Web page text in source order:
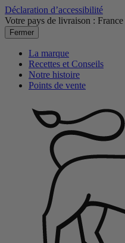
Déclaration d’accessibilité
Votre pays de livraison : France
Fermer
La marque
Recettes et Conseils
Notre histoire
Points de vente